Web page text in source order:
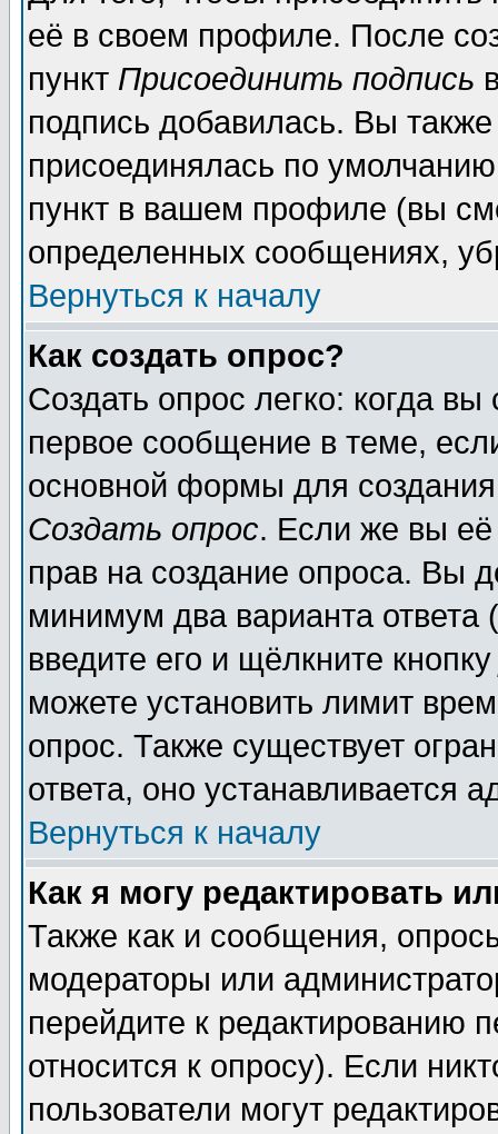
её в своем профиле. После
пункт Присоединить подпись
подпись добавилась. Вы
присоединялась по
пункт в вашем профиле (вы
определенных сообщениях,
Вернуться к началу
Как создать опрос?
Создать опрос легко: когда
первое сообщение в теме,
основной формы для
Создать опрос. Если же вы её
прав на создание опроса. Вы
минимум два варианта ответа
введите его и щёлкните
можете установить лимит
опрос. Также существует
ответа, оно устанавливается
Вернуться к началу
Как я могу редактировать
Также как и сообщения,
модераторы или
перейдите к редактированию
относится к опросу). Если
пользователи могут